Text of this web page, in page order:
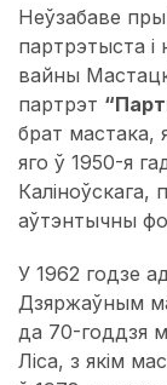
Неўзабаве
партрэтыста і
вайны
партрэт
брат мастака,
яго ў 1950-я
Каліноўскага,
аўтэнтычны
У 1962 годзе
Дзяржаўным
да 70-годдзя
Ліса, з якім